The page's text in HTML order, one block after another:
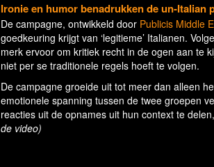
Ironie en humor benadrukken de un-Italian
De campagne, ontwikkeld door Publicis Middle
goedkeuring krijgt van ‘legitieme’ Italianen.
merk ervoor om kritiek recht in de ogen aan te
niet per se traditionele regels hoeft te volgen.
De campagne groeide uit tot meer dan alleen
emotionele spanning tussen de twee groepen
reacties uit de opnames uit hun context te
de video)